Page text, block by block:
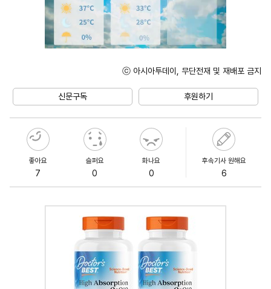
ⓒ 아시아투데이, 무단전재 및 재배포 금지
신문구독 후원하기
좋아요
7
슬퍼요
0
화나요
0
후속기사 원해요
6